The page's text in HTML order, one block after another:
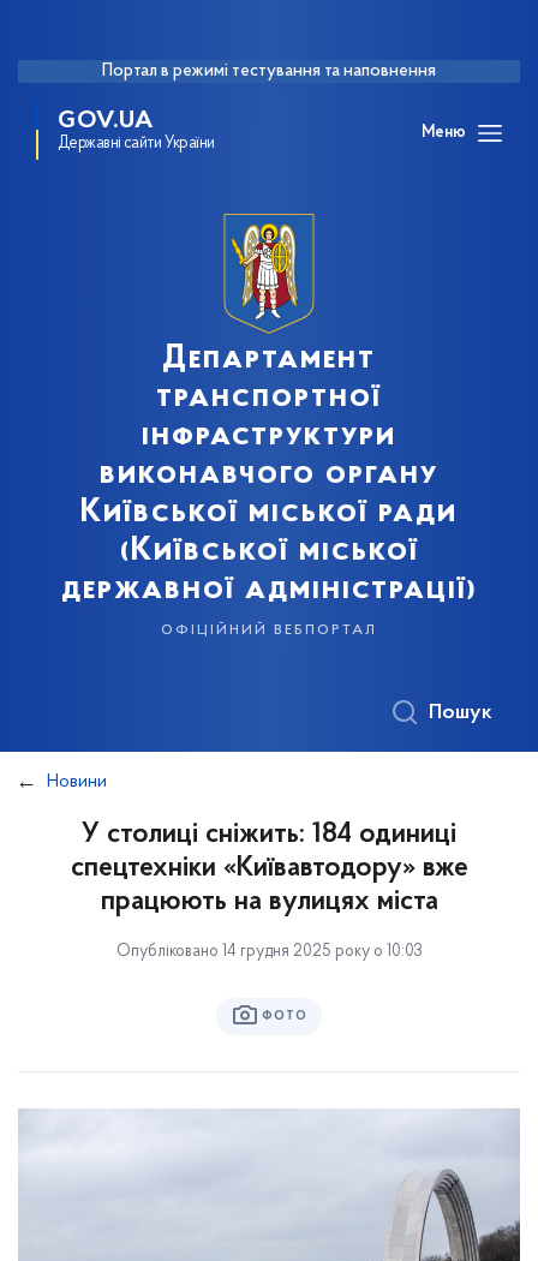
Портал в режимі тестування та наповнення
GOV.UA
Державні сайти України
Меню
Департамент
транспортної
інфраструктури
виконавчого органу
Київської міської ради
(Київської міської
державної адміністрації)
офіційний вебпортал
Пошук
Новини
У столиці сніжить: 184 одиниці
спецтехніки «Київавтодору» вже
працюють на вулицях міста
Опубліковано 14 грудня 2025 року о 10:03
ФОТО